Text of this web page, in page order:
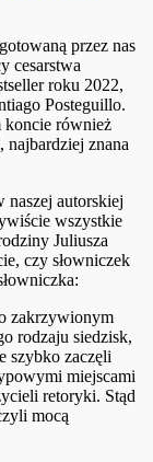
przez nas
cesarstwa
roku 2022,
Posteguillo.
koncie również
najbardziej znana
autorskiej
wszystkie
Juliusza
czy słowniczek
zakrzywionym
rodzaju siedzisk,
szybko zaczęli
miejscami
retoryki. Stąd
mocą